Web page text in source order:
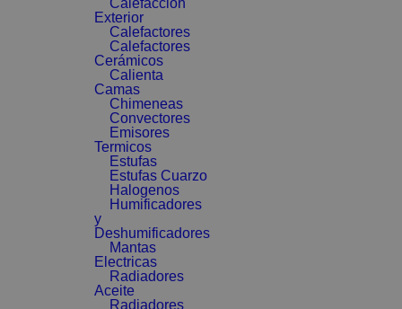
Calefaccion
Exterior
Calefactores
Calefactores
Cerámicos
Calienta
Camas
Chimeneas
Convectores
Emisores
Termicos
Estufas
Estufas Cuarzo
Halogenos
Humificadores
y
Deshumificadores
Mantas
Electricas
Radiadores
Aceite
Radiadores